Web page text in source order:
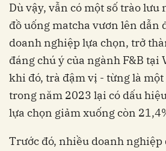
Dù vậy, vẫn có một số trào lưu
đồ uống matcha vươn lên dẫn
doanh nghiệp lựa chọn, trở
đáng chú ý của ngành F&B tại
khi đó, trà đậm vị - từng là
trong năm 2023 lại có dấu
lựa chọn giảm xuống còn
Trước đó, nhiều doanh nghiệp